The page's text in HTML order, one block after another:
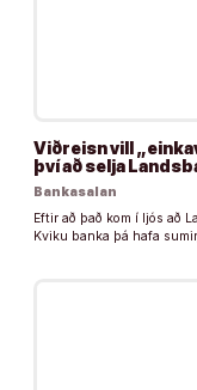
Viðreisn vill
því að selja
Bankasalan
Eftir að það kom í ljós að
Kviku banka þá hafa